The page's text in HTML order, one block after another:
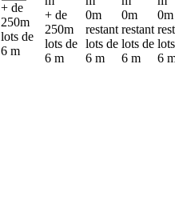
+ de
250m
lots de
6 m
+ de
250m
lots de
6 m
0m
restant
lots de
6 m
0m
restant
lots de
6 m
0m
6